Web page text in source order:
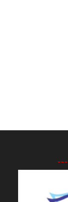
من المساواة في